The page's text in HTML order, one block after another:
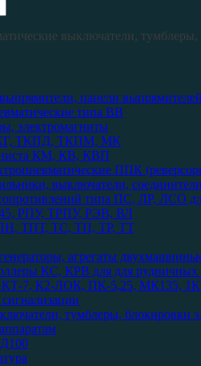
выключатели, тумблеры,
панели выпрямителей
типа ВВ
электромагниты
ТКПД, ТКПМ, МК
КМ, КВ, КВП
ППК
выключатели,
типа ПС, ЛР, ЛСО
РПУ, ТРПУ, РЭВ, ВЛ
ТПТ, ТС, ТП, ТР, ТТ
агрегаты
КС, КРВ для для рудничных
7, К2-ЛОК, ПК-5,25, МК135,
тумблеры, блокировки